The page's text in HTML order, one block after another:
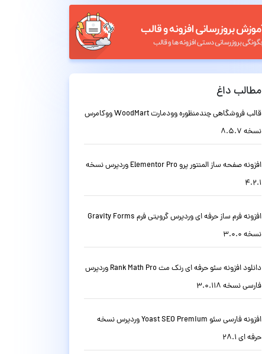
مطالب داغ
قالب فروشگاهی چندمنظوره وودمارت WoodMart ووکامرس
نسخه 8.5.7
افزونه صفحه ساز المنتور پرو Elementor Pro وردپرس نسخه
4.2.1
افزونه فرم ساز حرفه ای وردپرس گرویتی فرم Gravity Forms
نسخه 3.0.0
دانلود افزونه سئو حرفه ای رنک مث Rank Math Pro وردپرس
فارسی نسخه 3.0.118
افزونه فارسی سئو Yoast SEO Premium وردپرس نسخه
حرفه ای 28.1